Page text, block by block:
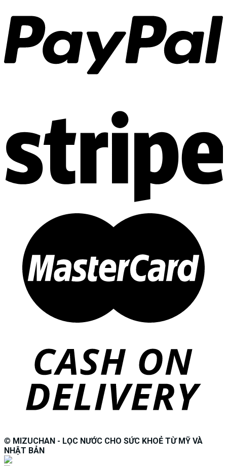
© MIZUCHAN - LỌC NƯỚC CHO SỨC KHOẺ TỪ MỸ VÀ
NHẬT BẢN